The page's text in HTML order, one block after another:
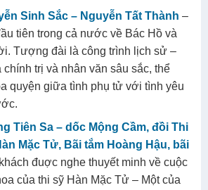
Sinh Sắc – Nguyễn Tất Thành –
tiên trong cả nước về Bác Hồ và
Tượng đài là công trình lịch sử –
trị và nhân văn sâu sắc, thể
quyện giữa tình phụ tử với tình yêu
Tiên Sa – dốc Mộng Cầm, đồi Thi
Mặc Tử, Bãi tắm Hoàng Hậu, bãi
đuợc nghe thuyết minh về cuộc
của thi sỹ Hàn Mặc Tử – Một của